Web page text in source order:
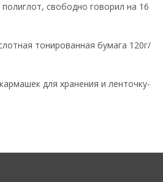
свободно говорил на 16
тонированная бумага 120г/
для хранения и ленточку-